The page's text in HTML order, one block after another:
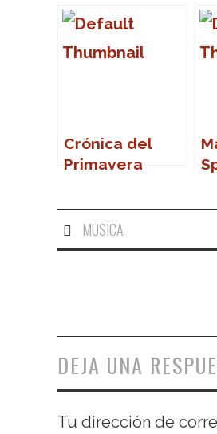
Crónica del
Primavera
MUSICA
Navegación de
DEJA UNA
Tu dirección de